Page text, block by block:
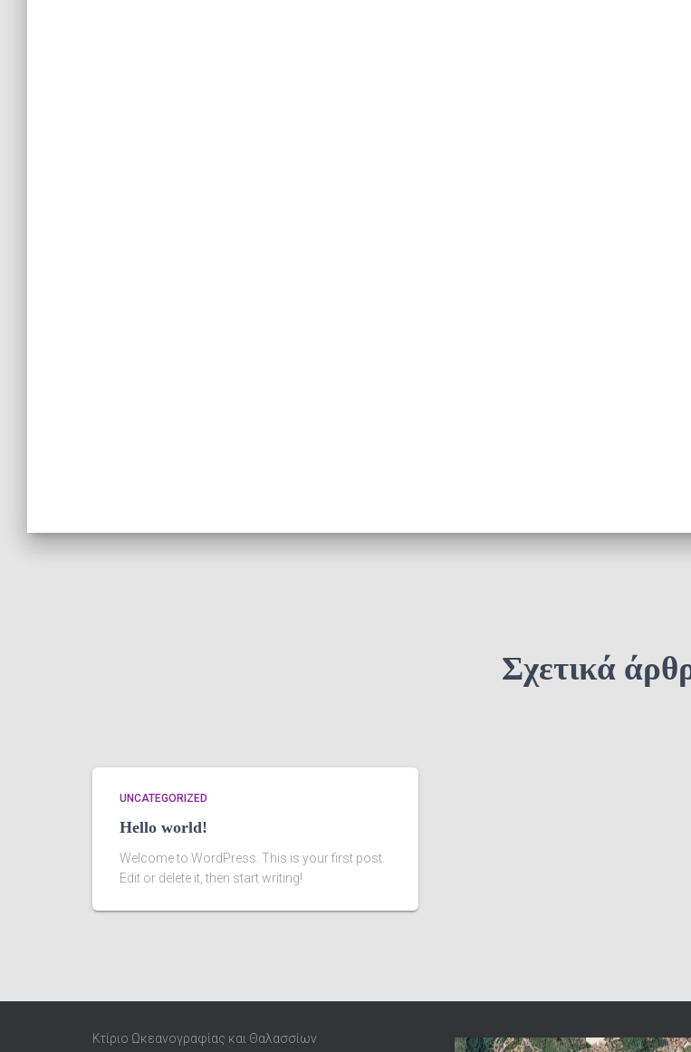
Σχετικά
UNCATEGORIZED
Hello world!
Welcome to WordPress. This is your first post.
Edit or delete it, then start writing!
Κτίριο Ωκεανογραφίας και Θαλασσίων